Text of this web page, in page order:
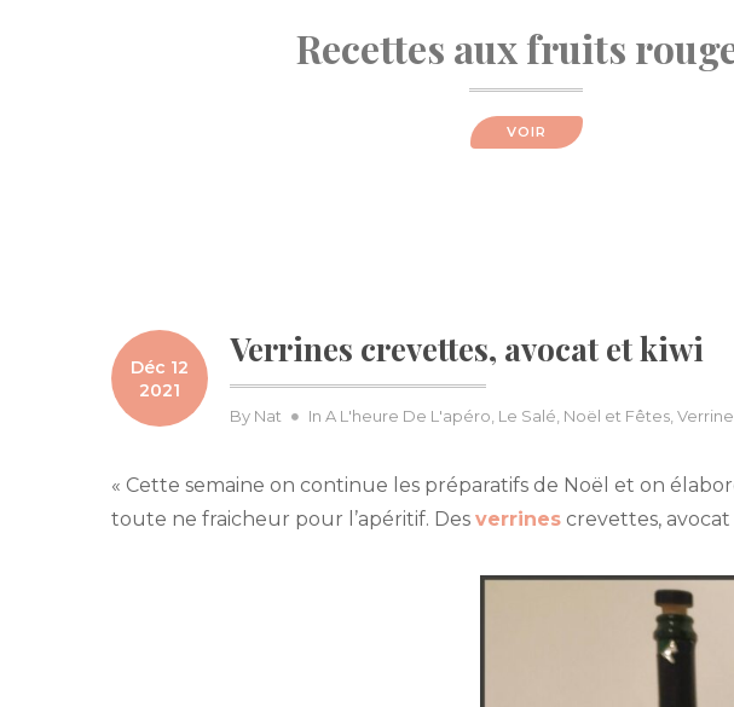
Recettes aux fruits
VOIR
Déc 12
2021
Verrines crevettes, avocat et kiwi
By Nat In A L'heure De L'apéro, Le Salé, Noël et Fêtes,
« Cette semaine on continue les préparatifs de Noël et on
toute ne fraicheur pour l’apéritif. Des verrines crevettes,